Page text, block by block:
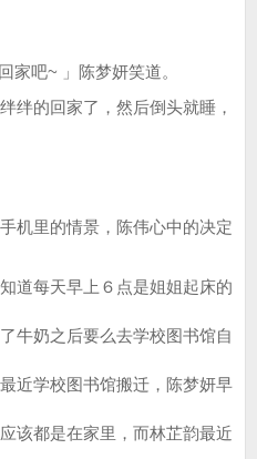
吧~ 」陈梦妍笑道。
的回家了，然后倒头就睡，
里的情景，陈伟心中的决定
每天早上６点是姐姐起床的
牛奶之后要么去学校图书馆自
近学校图书馆搬迁，陈梦妍早
该都是在家里，而林芷韵最近